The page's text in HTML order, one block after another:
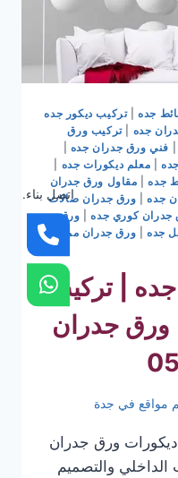
جده|تركيب ديكور جده
جده |تركيب ورق
فني ورق جدران جده
معلم ديكورات جده
جده| مقاول ورق جدران
جده| ورق جدران صالات
جدران كوري جده| ورق
جده
ورق جدران ممرات
| تركيب
جدران
مواقع في جدة
ورق جدران
والتصميم
اتصل بناء.